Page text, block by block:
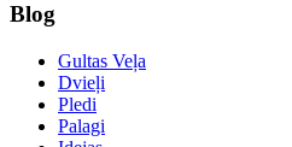
Blog
Gultas Veļa
Dvieļi
Pledi
Palagi